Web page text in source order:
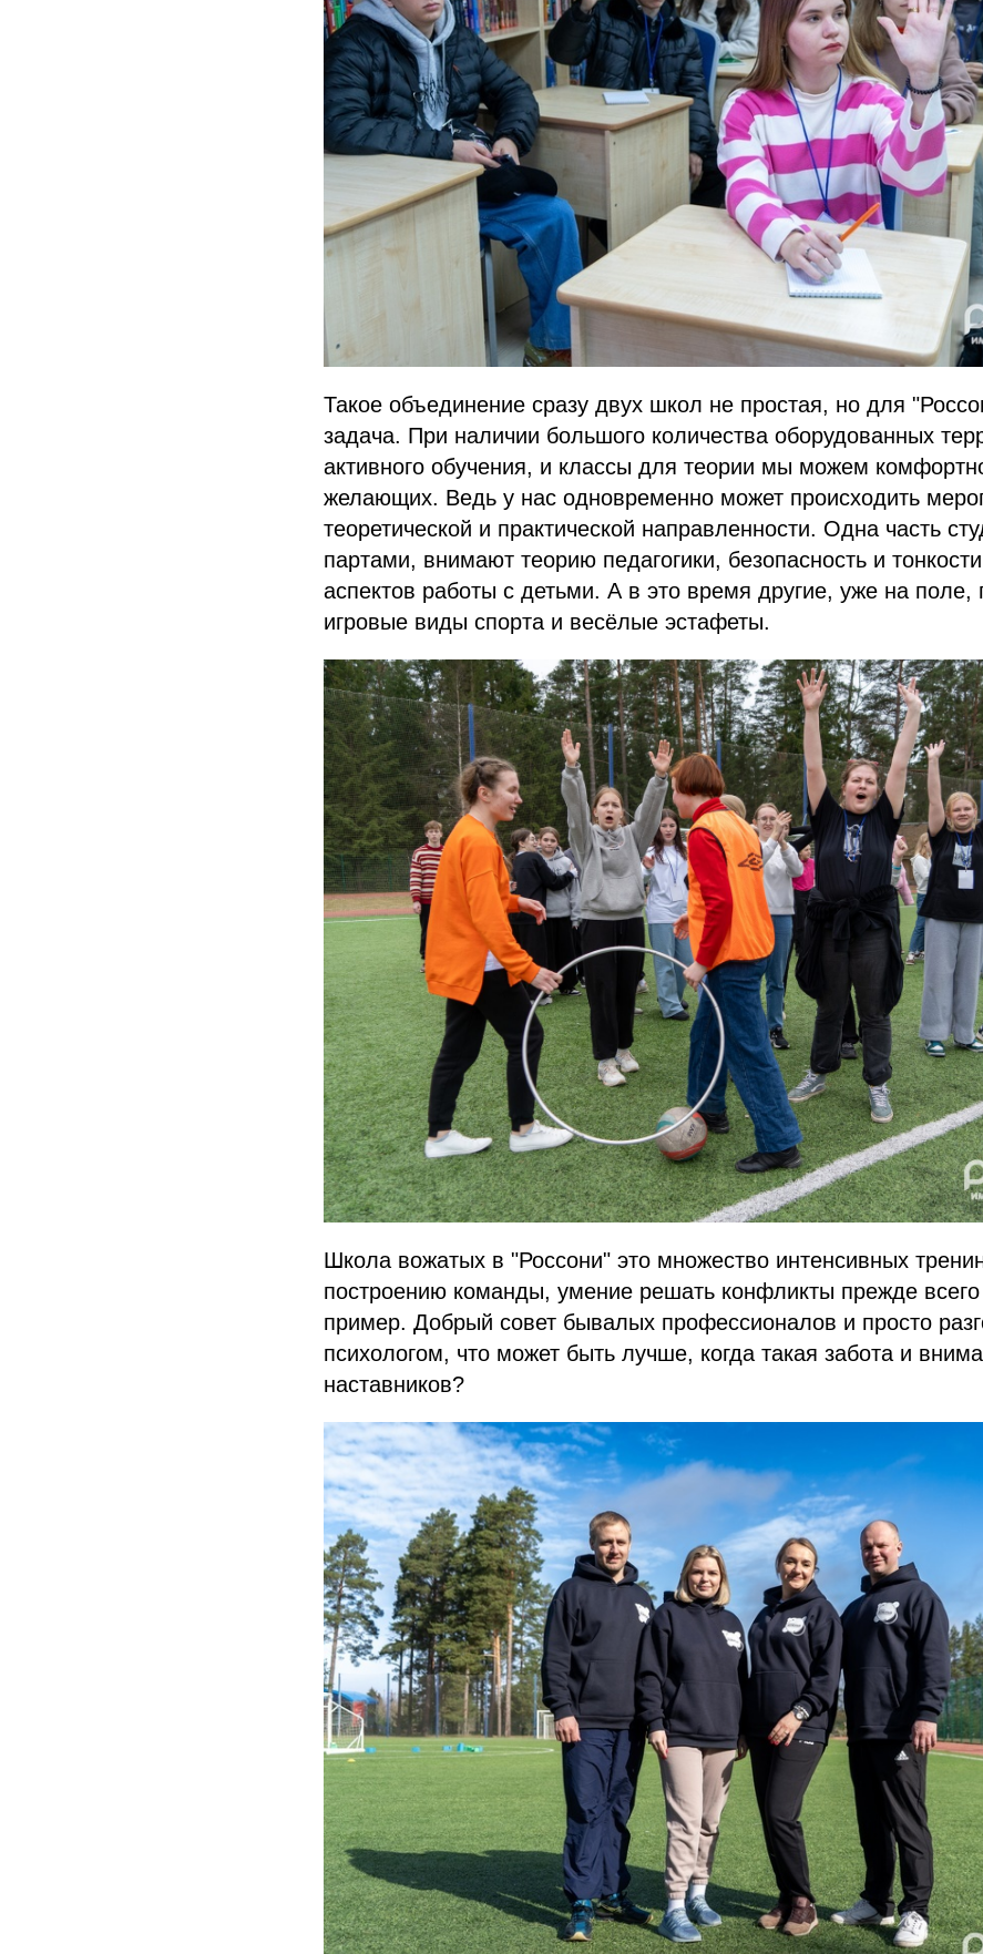
Такое объединение сразу двух школ не простая, но для
задача. При наличии большого количества оборудованных
активного обучения, и классы для теории мы можем
желающих. Ведь у нас одновременно может происходить
теоретической и практической направленности. Одна часть
партами, внимают теорию педагогики, безопасность и
аспектов работы с детьми. А в это время другие, уже на поле,
игровые виды спорта и весёлые эстафеты.
Школа вожатых в "Россони" это множество интенсивных
построению команды, умение решать конфликты прежде всего
пример. Добрый совет бывалых профессионалов и просто
психологом, что может быть лучше, когда такая забота и
наставников?